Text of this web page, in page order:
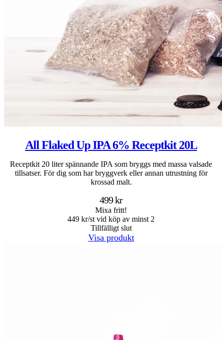
All Flaked Up IPA 6% Receptkit 20L
Receptkit 20 liter spännande IPA som bryggs med massa valsade
tillsatser. För dig som har bryggverk eller annan utrustning för
krossad malt.
499 kr
Mixa fritt!
449 kr/st vid köp av minst 2
Tillfälligt slut
Visa produkt